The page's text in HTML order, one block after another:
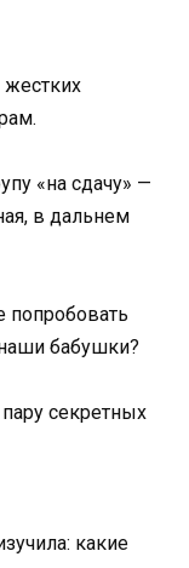
«на сдачу» —
в дальнем
бабушки?
секретных
какие